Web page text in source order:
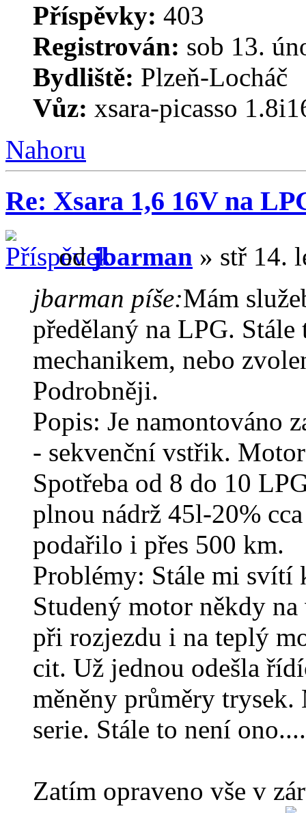
Příspěvky: 403
Registrován: sob 13.
Bydliště: Plzeň-Locháč
Vůz: xsara-picasso
Nahoru
Re: Xsara 1,6 16V na
odjbarman » stř 14.
jbarman píše:Mám
předělaný na LPG.
mechanikem, nebo
Podrobněji.
Popis: Je namontováno
- sekvenční vstřik.
Spotřeba od 8 do 10
plnou nádrž 45l-20%
podařilo i přes 500 km.
Problémy: Stále mi svítí
Studený motor někdy
při rozjezdu i na teplý
cit. Už jednou odešla
měněny průměry
serie. Stále to není
Zatím opraveno vše v